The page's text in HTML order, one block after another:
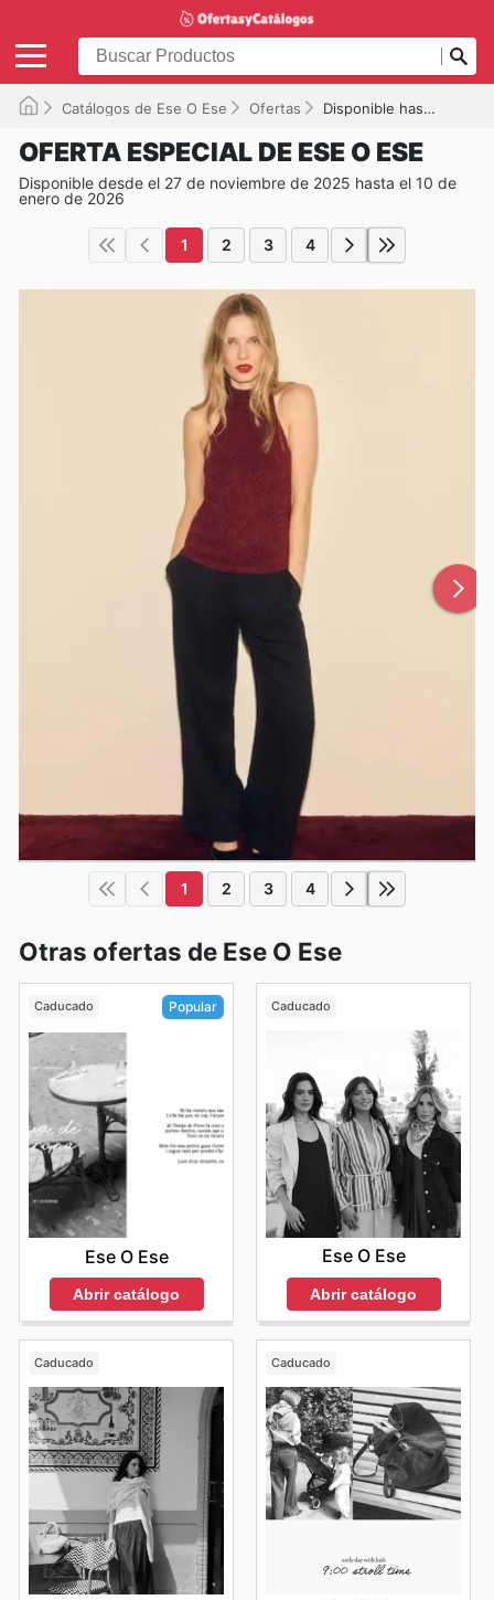
Catálogos de Ese O Ese Ofertas Disponible hasta el 10/01/2026
OFERTA ESPECIAL DE ESE O ESE
Disponible desde el 27 de noviembre de 2025 hasta el 10 de
enero de 2026
1 2 3 4
1 2 3 4
Otras ofertas de Ese O Ese
Caducado Popular
Ese O Ese
Abrir catálogo
Caducado
Ese O Ese
Abrir catálogo
Caducado Caducado